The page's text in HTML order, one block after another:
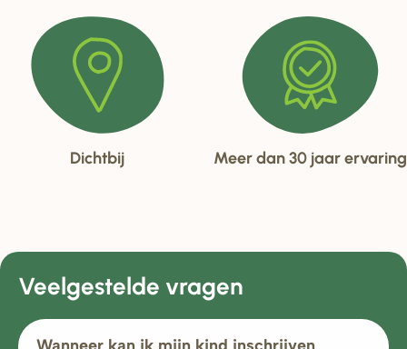
Dichtbij Meer dan 30 jaar ervaring
Veelgestelde vragen